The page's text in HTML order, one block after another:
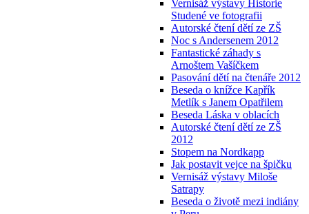
Vernisáž výstavy Historie
Studené ve fotografii
Autorské čtení dětí ze ZŠ
Noc s Andersenem 2012
Fantastické záhady s
Arnoštem Vašíčkem
Pasování dětí na čtenáře 2012
Beseda o knížce Kapřík
Metlík s Janem Opatřilem
Beseda Láska v oblacích
Autorské čtení dětí ze ZŠ
2012
Stopem na Nordkapp
Jak postavit vejce na špičku
Vernisáž výstavy Miloše
Satrapy
Beseda o životě mezi indiány